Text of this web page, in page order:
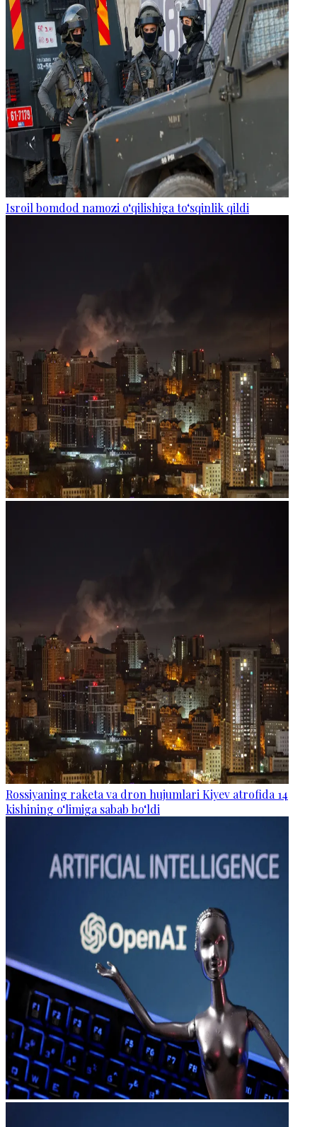
Isroil bomdod namozi o‘qilishiga to‘sqinlik qildi
Rossiyaning raketa va dron hujumlari Kiyev atrofida 14
kishining o‘limiga sabab bo‘ldi